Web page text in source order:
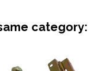
category: